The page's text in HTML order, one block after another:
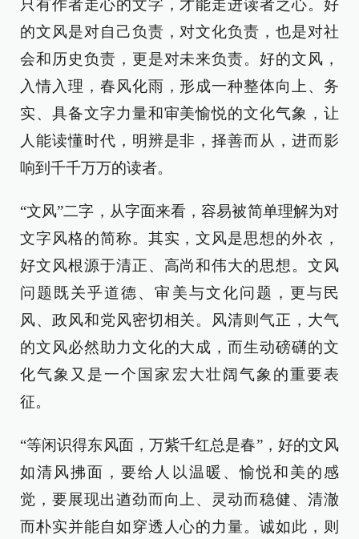
只有作者走心的文字，才能走进读者之心。好
的文风是对自己负责，对文化负责，也是对社
会和历史负责，更是对未来负责。好的文风，
入情入理，春风化雨，形成一种整体向上、务
实、具备文字力量和审美愉悦的文化气象，让
人能读懂时代，明辨是非，择善而从，进而影
响到千千万万的读者。
“文风”二字，从字面来看，容易被简单理解为对
文字风格的简称。其实，文风是思想的外衣，
好文风根源于清正、高尚和伟大的思想。文风
问题既关乎道德、审美与文化问题，更与民
风、政风和党风密切相关。风清则气正，大气
的文风必然助力文化的大成，而生动磅礴的文
化气象又是一个国家宏大壮阔气象的重要表
征。
“等闲识得东风面，万紫千红总是春”，好的文风
如清风拂面，要给人以温暖、愉悦和美的感
觉，要展现出遒劲而向上、灵动而稳健、清澈
而朴实并能自如穿透人心的力量。诚如此，则